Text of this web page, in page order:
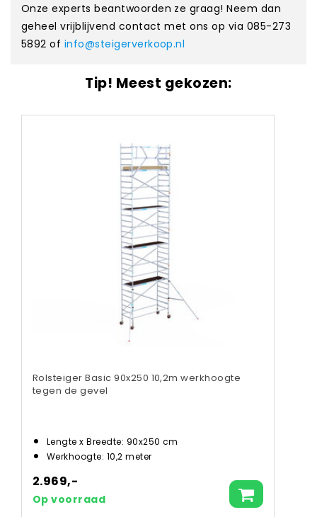
Onze experts beantwoorden ze graag! Neem dan
geheel vrijblijvend contact met ons op via 085-273
5892 of info@steigerverkoop.nl
Tip! Meest gekozen:
Rolsteiger Basic 90x250 10,2m werkhoogte
tegen de gevel
Lengte x Breedte: 90x250 cm
Werkhoogte: 10,2 meter
2.969,-
Op voorraad